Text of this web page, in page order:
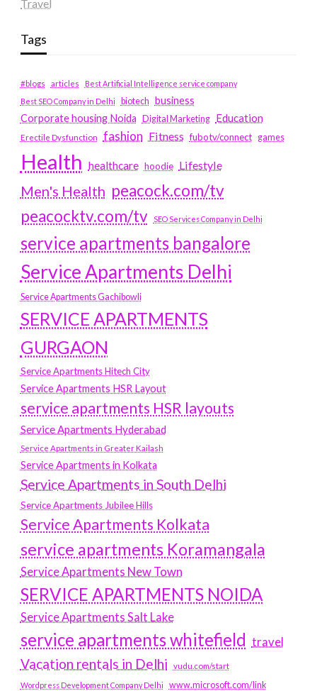
Travel
Tags
#blogs articles
Best Artificial Intelligence service company
Best SEO Company in Delhi
biotech business
Corporate housing Noida
Digital Marketing Education
Erectile Dysfunction fashion Fitness fubotv/connect games
Health healthcare hoodie Lifestyle
Men's Health peacock.com/tv
peacocktv.com/tv
SEO Services Company in Delhi
service apartments bangalore
Service Apartments Delhi
Service Apartments Gachibowli
SERVICE APARTMENTS
GURGAON
Service Apartments Hitech City
Service Apartments HSR Layout
service apartments HSR layouts
Service Apartments Hyderabad
Service Apartments in Greater Kailash
Service Apartments in Kolkata
Service Apartments in South Delhi
Service Apartments Jubilee Hills
Service Apartments Kolkata
service apartments Koramangala
Service Apartments New Town
SERVICE APARTMENTS NOIDA
Service Apartments Salt Lake
service apartments whitefield travel
Vacation rentals in Delhi vudu.com/start
Wordpress Development Company Delhi www.microsoft.com/link